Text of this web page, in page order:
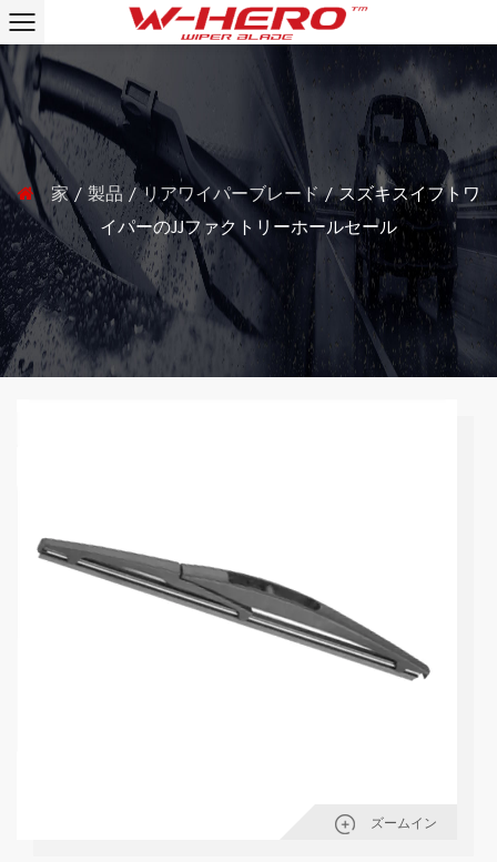
家/ 製品/リアワイパーブレード/スズキスイフトワ
イパーのJJファクトリーホールセール
ズームイン